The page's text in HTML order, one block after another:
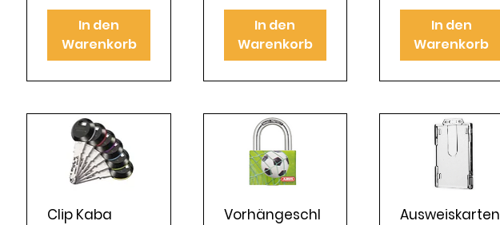
In den
Warenkorb
In den
Warenkorb
In den
Warenkorb
Clip Kaba
Vorhängeschl
Ausweiskarten